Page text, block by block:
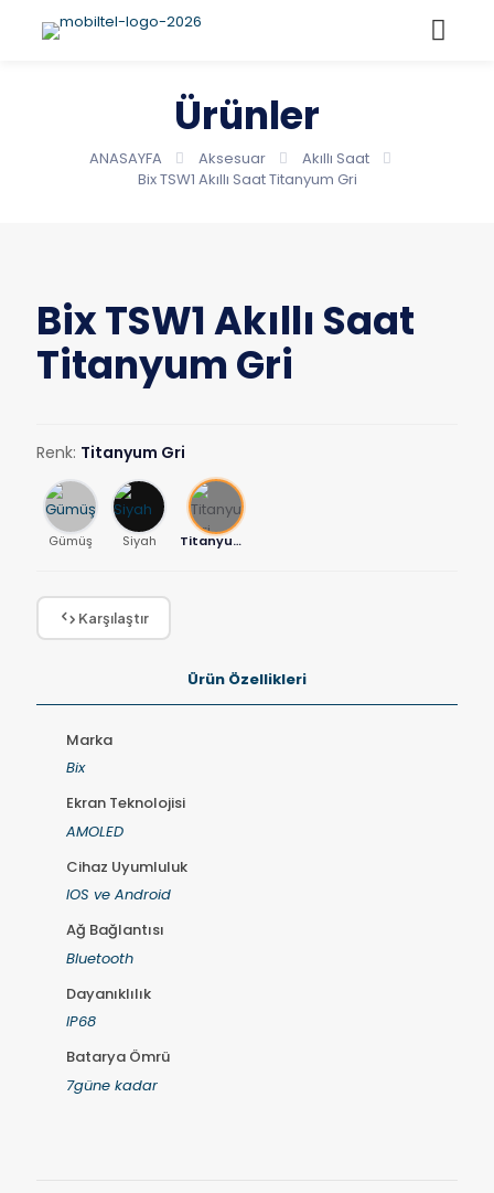
Ürünler
ANASAYFA Aksesuar
Akıllı Saat
Bix TSW1 Akıllı Saat Titanyum Gri
Bix TSW1 Akıllı Saat
Titanyum Gri
Renk: Titanyum Gri
Gümüş Siyah Titanyum Gri
Karşılaştır
Ürün Özellikleri
Marka
Bix
Ekran Teknolojisi
AMOLED
Cihaz Uyumluluk
IOS ve Android
Ağ Bağlantısı
Bluetooth
Dayanıklılık
IP68
Batarya Ömrü
7güne kadar